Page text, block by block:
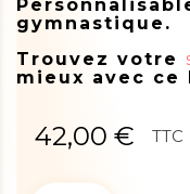
gymnastique.
Trouvez votre
mieux avec ce
42,00 € TTC